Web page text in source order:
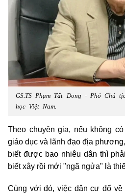
GS.TS Phạm Tất Dong - Phó Chủ
học Việt Nam.
Theo chuyên gia, nếu không
giáo dục và lãnh đạo địa
biết được bao nhiêu dân thì
biết xây rồi mới "ngã ngửa" là
Cùng với đó, việc dân cư đổ